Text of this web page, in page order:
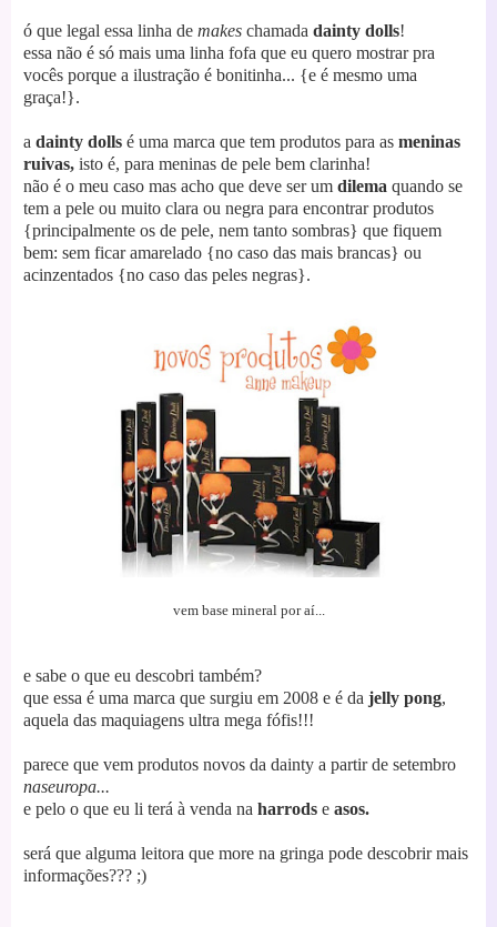
ó que legal essa linha de makes chamada dainty dolls!
essa não é só mais uma linha fofa que eu quero mostrar pra
vocês porque a ilustração é bonitinha... {e é mesmo uma
graça!}.
a dainty dolls é uma marca que tem produtos para as meninas
ruivas, isto é, para meninas de pele bem clarinha!
não é o meu caso mas acho que deve ser um dilema quando se
tem a pele ou muito clara ou negra para encontrar produtos
{principalmente os de pele, nem tanto sombras} que fiquem
bem: sem ficar amarelado {no caso das mais brancas} ou
acinzentados {no caso das peles negras}.
vem base mineral por aí...
e sabe o que eu descobri também?
que essa é uma marca que surgiu em 2008 e é da jelly pong,
aquela das maquiagens ultra mega fófis!!!
parece que vem produtos novos da dainty a partir de setembro
naseuropa...
e pelo o que eu li terá à venda na harrods e asos.
será que alguma leitora que more na gringa pode descobrir mais
informações??? ;)